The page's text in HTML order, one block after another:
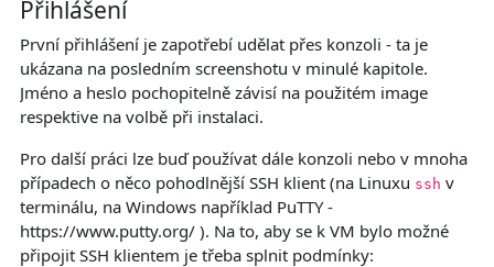
Přihlášení
První přihlášení je zapotřebí udělat přes konzoli - ta je
ukázana na posledním screenshotu v minulé kapitole.
Jméno a heslo pochopitelně závisí na použitém image
respektive na volbě při instalaci.
Pro další práci lze buď používat dále konzoli nebo v mnoha
případech o něco pohodlnější SSH klient (na Linuxu ssh v
terminálu, na Windows například PuTTY -
https://www.putty.org/ ). Na to, aby se k VM bylo možné
připojit SSH klientem je třeba splnit podmínky: